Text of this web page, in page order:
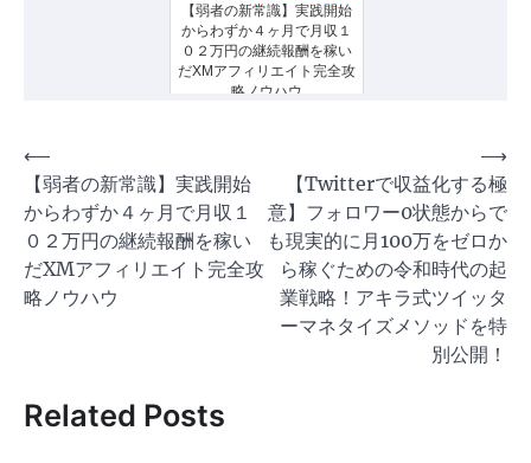
【弱者の新常識】実践開始
からわずか４ヶ月で月収１
０２万円の継続報酬を稼い
だXMアフィリエイト完全攻
略ノウハウ
投
稿
ナ
ビ
ゲ
ョ
⟵
【弱者の新常識】実践開始
からわずか４ヶ月で月収１
０２万円の継続報酬を稼い
だXMアフィリエイト完全攻
略ノウハウ
【Twitterで収益化する極
意】フォロワー0状態からで
も現実的に月100万をゼロか
ら稼ぐための令和時代の起
業戦略！アキラ式ツイッタ
ーマネタイズメソッドを特
別公開！
⟶
Related Posts